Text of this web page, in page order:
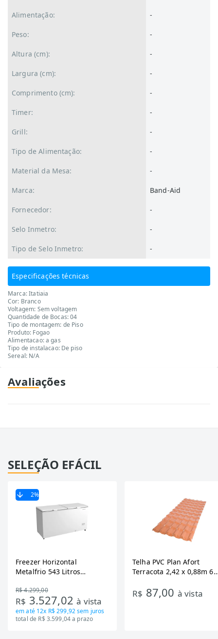
Alimentação: -
Peso: -
Altura (cm): -
Largura (cm): -
Comprimento (cm): -
Timer: -
Grill: -
Tipo de Alimentação: -
Material da Mesa: -
Marca: Band-Aid
Fornecedor: -
Selo Inmetro: -
Tipo de Selo Inmetro: -
Especificações técnicas
Marca: Itatiaia
Cor: Branco
Voltagem: Sem voltagem
Quantidade de Bocas: 04
Tipo de montagem: de Piso
Produto: Fogao
Alimentacao: a gas
Tipo de instalacao: De piso
Sereal: N/A
Avaliações
SELEÇÃO EFÁCIL
2%
Freezer Horizontal
Metalfrio 543 Litros
Tecnologia Inverter, Branco,
Bivolt
R$ 4.299,00
R$ 3.527,02à vista
em até 12x R$ 299,92sem juros
total de R$ 3.599,04 a prazo
Telha PVC Plan Afort
Terracota 2,42 x 0,88m 6
R$ 87,00 à vista